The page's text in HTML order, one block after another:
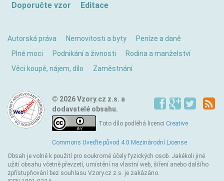
Doporučte vzor Editace
Autorská práva Nemovitosti a byty
Peníze a daně
Plné moci
Podnikání a živnosti
Rodina a manželství
Věci koupě, nájem, dílo
Zaměstnání
© 2026 Vzory.cz z.s. a
dodavatelé obsahu.
Toto dílo podléhá licenci Creative
Commons Uveďte původ 4.0 Mezinárodní License
Obsah je volně k použití pro soukromé účely fyzických osob. Jakékoli jiné
užití obsahu včetně převzetí, umístění na vlastní web, šíření anebo dalšího
zpřístupňování bez souhlasu Vzory.cz z.s. je zakázáno.